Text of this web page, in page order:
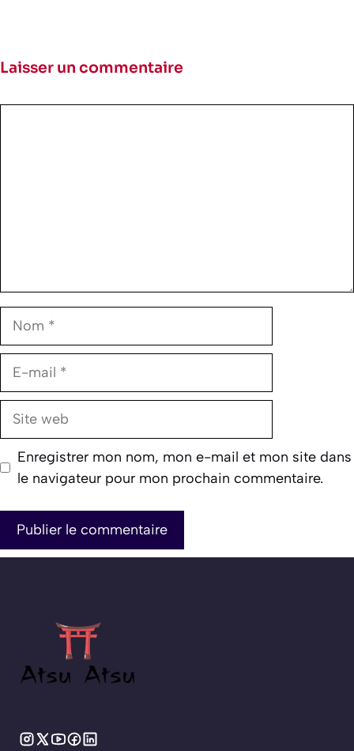
Laisser un commentaire
Nom
E-
Site
Enregistrer mon nom, mon e-mail et mon site dans
le navigateur pour mon prochain commentaire.